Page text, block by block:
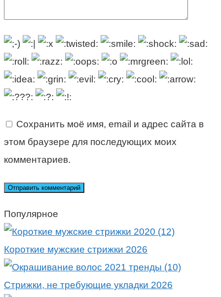
Сохранить моё имя, email и адрес сайта в
этом браузере для последующих моих
комментариев.
Популярное
Короткие мужские стрижки 2026
Стрижки, не требующие укладки 2026